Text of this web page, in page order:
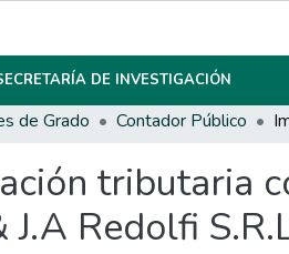
DE INVESTIGACIÓN
de Grado Contador Público
tributaria
Redolfi